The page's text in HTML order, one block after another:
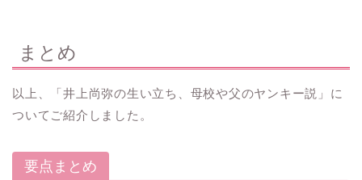
まとめ
以上、「井上尚弥の生い立ち、母校や父のヤンキー説」に
ついてご紹介しました。
要点まとめ